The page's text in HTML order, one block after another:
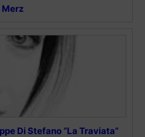
Merz
Di Stefano “La Traviata”